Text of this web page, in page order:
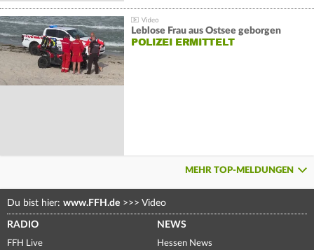
Leblose Frau aus Ostsee geborgen
POLIZEI ERMITTELT
MEHR TOP-MELDUNGEN
Du bist hier: www.FFH.de >>> Video
RADIO
FFH Live
NEWS
Hessen News